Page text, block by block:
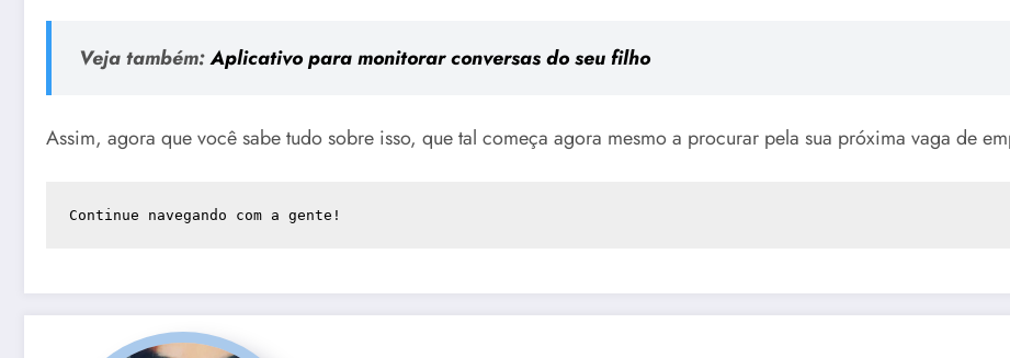
Veja também:Aplicativo para monitorar conversas do seu filho
Assim, agora que você sabe tudo sobre isso, que tal começa agora mesmo a procurar pela sua próxima vaga de
Continue navegando com a gente!